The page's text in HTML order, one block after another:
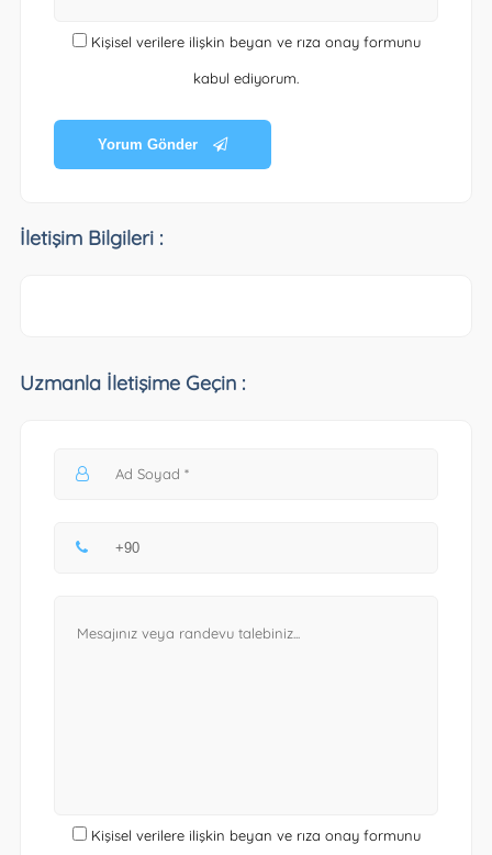
Kişisel verilere ilişkin beyan ve rıza onay formunu
kabul ediyorum.
Yorum Gönder
İletişim Bilgileri :
Uzmanla İletişime Geçin :
Kişisel verilere ilişkin beyan ve rıza onay formunu